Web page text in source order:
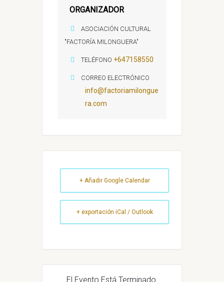
ORGANIZADOR
ASOCIACIÓN CULTURAL
"FACTORÍA MILONGUERA"
TELÉFONO +647158550
CORREO ELECTRÓNICO
info@factoriamilongue
ra.com
+ Añadir Google Calendar
+ exportación iCal / Outlook
El Evento Está Terminado.